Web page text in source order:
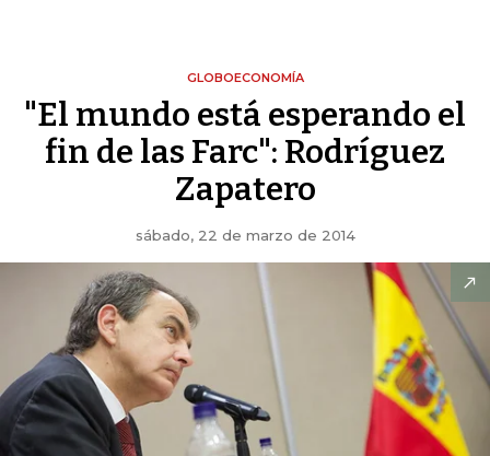
GLOBOECONOMÍA
"El mundo está esperando el
fin de las Farc": Rodríguez
Zapatero
sábado, 22 de marzo de 2014